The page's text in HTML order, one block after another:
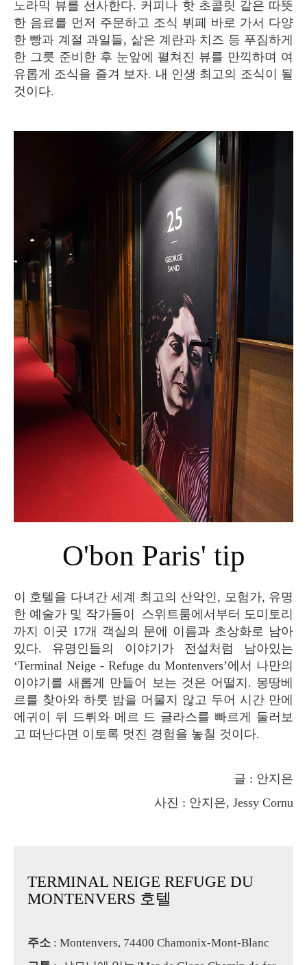
노라믹 뷰를 선사한다. 커피나 핫 초콜릿 같은 따뜻
한 음료를 먼저 주문하고 조식 뷔페 바로 가서 다양
한 빵과 계절 과일들, 삶은 계란과 치즈 등 푸짐하게
한 그릇 준비한 후 눈앞에 펼쳐진 뷰를 만끽하며 여
유롭게 조식을 즐겨 보자. 내 인생 최고의 조식이 될
것이다.
O'bon Paris' tip
이 호텔을 다녀간 세계 최고의 산악인, 모험가, 유명
한 예술가 및 작가들이 스위트룸에서부터 도미토리
까지 이곳 17개 객실의 문에 이름과 초상화로 남아
있다. 유명인들의 이야기가 전설처럼 남아있는
‘Terminal Neige - Refuge du Montenvers’에서 나만의
이야기를 새롭게 만들어 보는 것은 어떨지. 몽땅베
르를 찾아와 하룻 밤을 머물지 않고 두어 시간 만에
에귀이 뒤 드뤼와 메르 드 글라스를 빠르게 둘러보
고 떠난다면 이토록 멋진 경험을 놓칠 것이다.
글 : 안지은
사진 : 안지은, Jessy Cornu
TERMINAL NEIGE REFUGE DU
MONTENVERS 호텔
주소 : Montenvers, 74400 Chamonix-Mont-Blanc